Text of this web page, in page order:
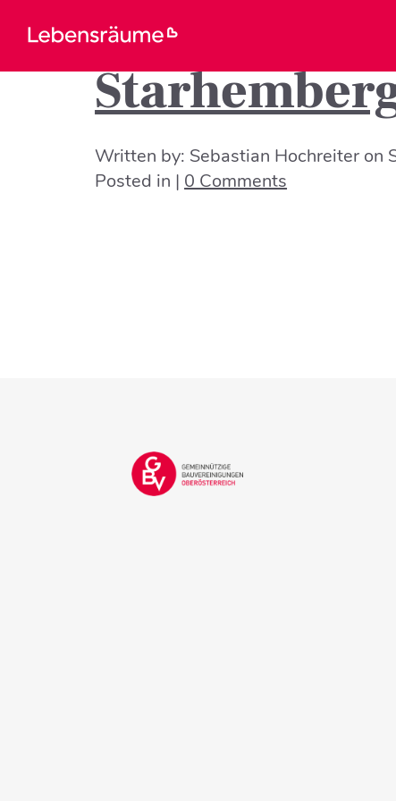
Written by: Sebastian Hochreiter on
Posted in | 0 Comments